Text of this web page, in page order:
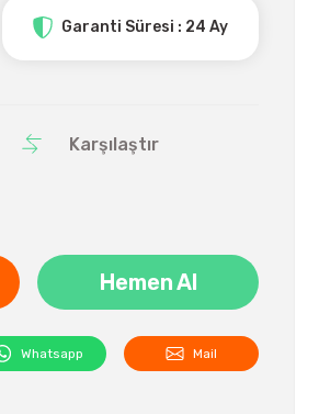
Garanti Süresi : 24 Ay
Karşılaştır
Hemen Al
Whatsapp Mail